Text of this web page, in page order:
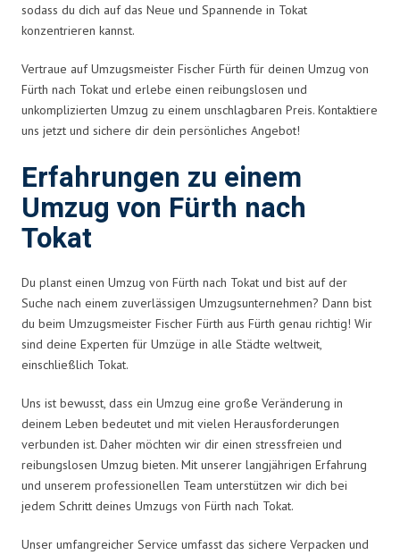
sodass du dich auf das Neue und Spannende in Tokat
konzentrieren kannst.
Vertraue auf Umzugsmeister Fischer Fürth für deinen Umzug von
Fürth nach Tokat und erlebe einen reibungslosen und
unkomplizierten Umzug zu einem unschlagbaren Preis. Kontaktiere
uns jetzt und sichere dir dein persönliches Angebot!
Erfahrungen zu einem
Umzug von Fürth nach
Tokat
Du planst einen Umzug von Fürth nach Tokat und bist auf der
Suche nach einem zuverlässigen Umzugsunternehmen? Dann bist
du beim Umzugsmeister Fischer Fürth aus Fürth genau richtig! Wir
sind deine Experten für Umzüge in alle Städte weltweit,
einschließlich Tokat.
Uns ist bewusst, dass ein Umzug eine große Veränderung in
deinem Leben bedeutet und mit vielen Herausforderungen
verbunden ist. Daher möchten wir dir einen stressfreien und
reibungslosen Umzug bieten. Mit unserer langjährigen Erfahrung
und unserem professionellen Team unterstützen wir dich bei
jedem Schritt deines Umzugs von Fürth nach Tokat.
Unser umfangreicher Service umfasst das sichere Verpacken und